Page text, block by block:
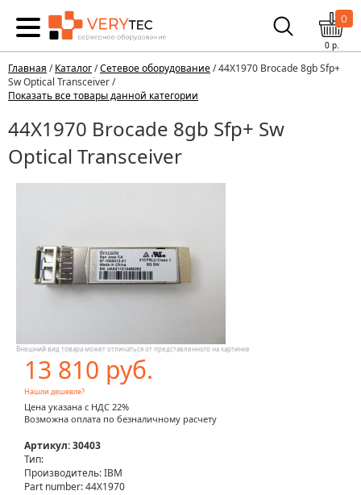
0
0р.
Главная /Каталог/Сетевое оборудование/ 44X1970 Brocade 8gb Sfp+
Sw Optical Transceiver /
Показать все товары данной категории
44X1970 Brocade 8gb Sfp+ Sw
Optical Transceiver
Внешний вид товара может отличаться от представленного на картинке
13 810 руб.
Нашли дешевле?
Цена указана с НДС 22%
Возможна оплата по безналичному расчету
Артикул: 30403
Тип:
Производитель: IBM
Part number: 44X1970